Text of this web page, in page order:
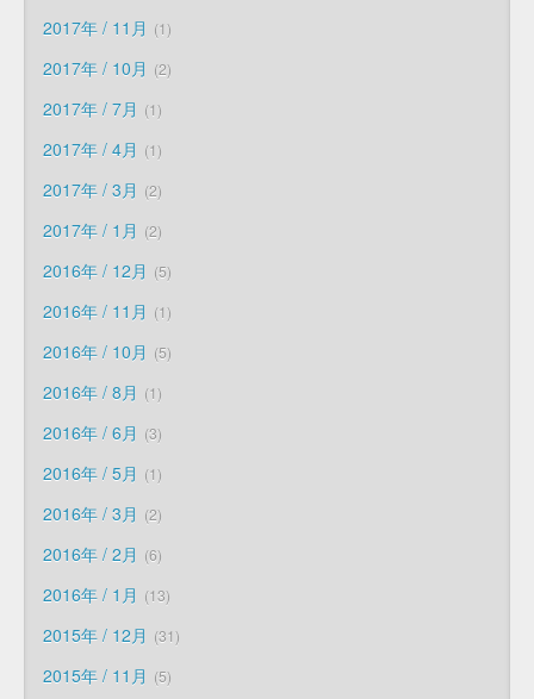
2017年 / 11月 1
2017年 / 10月 2
2017年 / 7月 1
2017年 / 4月 1
2017年 / 3月 2
2017年 / 1月 2
2016年 / 12月 5
2016年 / 11月 1
2016年 / 10月 5
2016年 / 8月 1
2016年 / 6月 3
2016年 / 5月 1
2016年 / 3月 2
2016年 / 2月 6
2016年 / 1月 13
2015年 / 12月 31
2015年 / 11月 5